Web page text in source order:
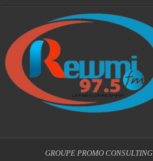
GROUPE PROMO CONSULTING